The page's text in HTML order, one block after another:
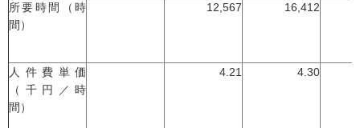
所要時間（時
間）
12,567 16,412
人件費単価
（千円／時
間）
4.21 4.30